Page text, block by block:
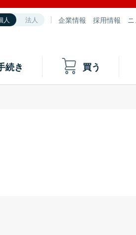
人 法人 企業情報 採用情報
続き 買う